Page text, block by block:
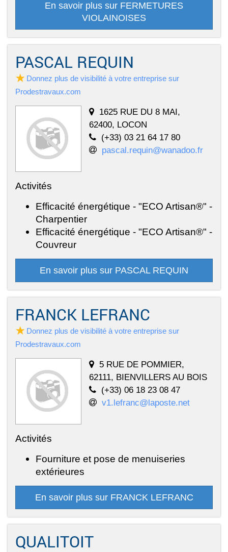
En savoir plus sur FERMETURES
VIOLAINOISES
PASCAL REQUIN
Donnez plus de visibilité à votre entreprise sur
Prodestravaux.com
1625 RUE DU 8 MAI,
62400, LOCON
(+33) 03 21 64 17 80
pascal.requin@wanadoo.fr
Activités
Efficacité énergétique - "ECO Artisan®" -
Charpentier
Efficacité énergétique - "ECO Artisan®" -
Couvreur
En savoir plus sur PASCAL REQUIN
FRANCK LEFRANC
Donnez plus de visibilité à votre entreprise sur
Prodestravaux.com
5 RUE DE POMMIER,
62111, BIENVILLERS AU BOIS
(+33) 06 18 23 08 47
v1.lefranc@laposte.net
Activités
Fourniture et pose de menuiseries
extérieures
En savoir plus sur FRANCK LEFRANC
QUALITOIT